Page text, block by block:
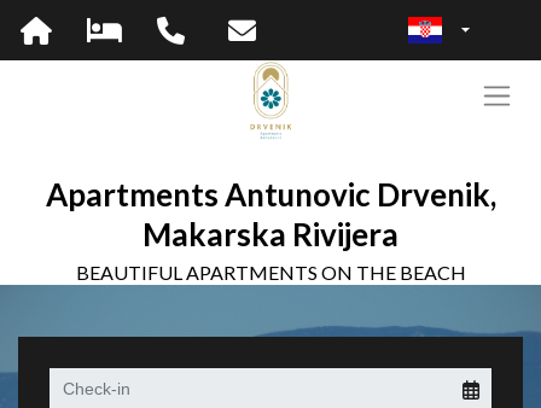
Apartments Antunovic Drvenik,
Makarska Rivijera
BEAUTIFUL APARTMENTS ON THE BEACH